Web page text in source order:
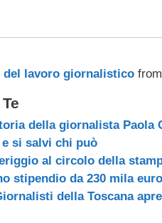
lavoro giornalistico from
della giornalista Paola
si salvi chi può
al circolo della
stipendio da 230 mila
della Toscana